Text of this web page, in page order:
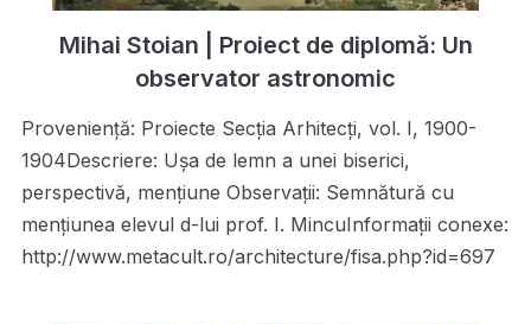
Mihai Stoian | Proiect de diplomă: Un
observator astronomic
Proveniență: Proiecte Secţia Arhitecţi, vol. I, 1900-
1904Descriere: Uşa de lemn a unei biserici,
perspectivă, menţiune Observații: Semnătură cu
menţiunea elevul d-lui prof. I. MincuInformații conexe:
http://www.metacult.ro/architecture/fisa.php?id=697